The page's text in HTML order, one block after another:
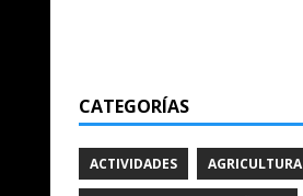
CATEGORÍAS
ACTIVIDADES AGRICULTURA